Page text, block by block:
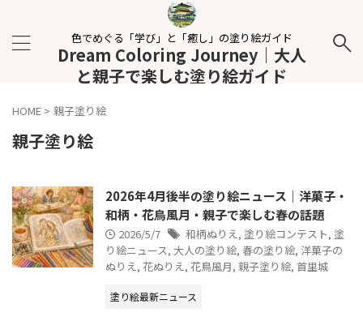
色でめぐる「学び」と「癒し」の塗り絵ガイド
Dream Coloring Journey｜大人
と親子で楽しむ塗り絵ガイド
HOME > 親子塗り絵
親子塗り絵
2026年4月後半の塗り絵ニュース｜洋菓子・
和柄・花鳥風月・親子で楽しむ春の話題
2026/5/7 和柄ぬりえ, 塗り絵コンテスト, 塗
り絵ニュース, 大人の塗り絵, 春の塗り絵, 洋菓子の
ぬりえ, 花ぬりえ, 花鳥風月, 親子塗り絵, 首里城
塗り絵最新ニュース